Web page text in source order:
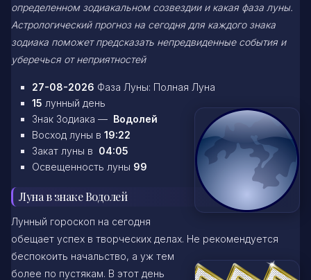
определенном зодиакальном созвездии и какая фаза луны.
Астрологический прогноз на сегодня для каждого знака
зодиака поможет предсказать непредвиденные события и
уберечься от неприятностей
27-08-2026 Фаза Луны: Полная Луна
15 лунный день
Знак Зодиака — Водолей
Восход луны в 19:22
Закат луны в 04:05
Освещенность луны 99
Луна в знаке Водолей
Лунный гороскоп на сегодня
обещает успех в творческих делах. Не рекомендуется
беспокоить начальство, а уж тем
более по пустякам. В этот день